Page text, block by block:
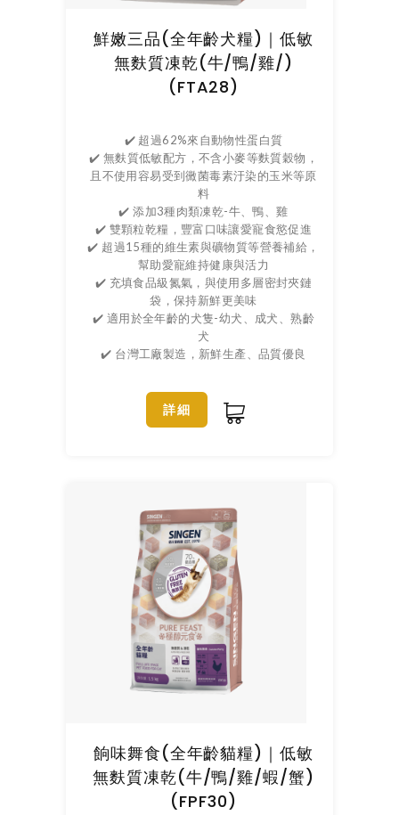
鮮嫩三品(全年齡犬糧)｜低敏
無麩質凍乾(牛/鴨/雞/)
(FTA28)
✔️ 超過62%來自動物性蛋白質
✔️ 無麩質低敏配方，不含小麥等麩質穀物，
且不使用容易受到黴菌毒素汙染的玉米等原
料
✔️ 添加3種肉類凍乾-牛、鴨、雞
✔️ 雙顆粒乾糧，豐富口味讓愛寵食慾促進
✔️ 超過15種的維生素與礦物質等營養補給，
幫助愛寵維持健康與活力
✔️ 充填食品級氮氣，與使用多層密封夾鏈
袋，保持新鮮更美味
✔️ 適用於全年齡的犬隻-幼犬、成犬、熟齡
犬
✔️ 台灣工廠製造，新鮮生產、品質優良
詳細
餉味舞食(全年齡貓糧)｜低敏
無麩質凍乾(牛/鴨/雞/蝦/蟹)
(FPF30)